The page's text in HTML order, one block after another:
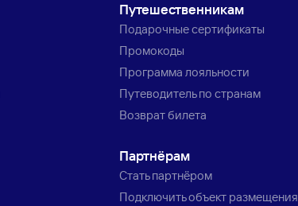
Путешественникам
Подарочные сертификаты
Промокоды
Программа лояльности
Путеводитель по странам
Возврат билета
Партнёрам
Стать партнёром
Подключить объект размещения